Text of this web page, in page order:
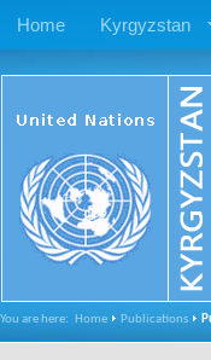
Home Kyrgyzstan
You are here: Home Publications